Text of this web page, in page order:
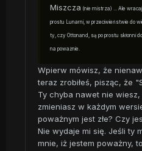
Miszcza (nie mistrza) ... Ale
prostu Lunarni, w przeciwieństwie do
ty, czy Ottonand, są po prostu skłonni
na poważnie.
Wpierw mówisz, że
teraz zrobiłeś, pisząc, że
Ty chyba nawet nie
zmieniasz w każdym
poważnym jest złe? Czy
Nie wydaje mi się. Jeśli ty
mnie, iż jestem poważny,